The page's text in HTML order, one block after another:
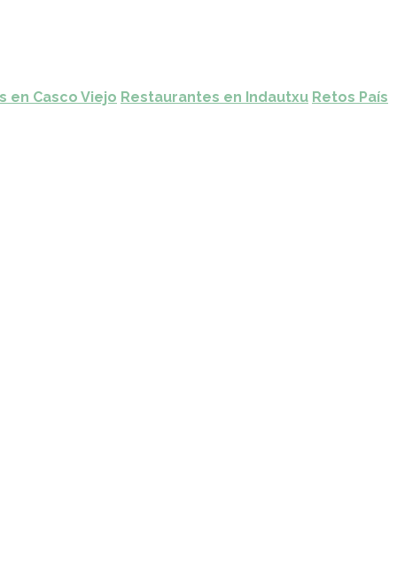
en Casco Viejo Restaurantes en Indautxu Retos País